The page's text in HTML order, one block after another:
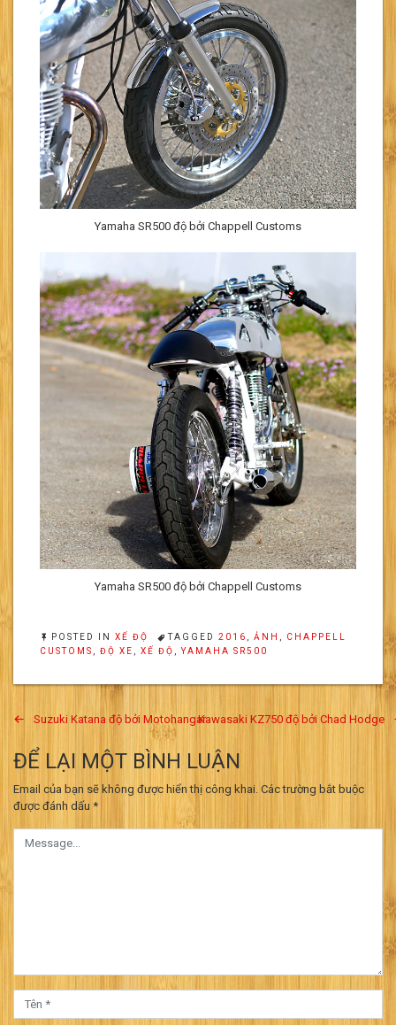
Yamaha SR500 độ bởi Chappell Customs
Yamaha SR500 độ bởi Chappell Customs
POSTED IN XẾ ĐỘ TAGGED 2016 ẢNH
CHAPPELL
CUSTOMS
ĐỘ XE XẾ ĐỘ ,YAMAHA SR500
Điều
hướng
bài
viết
Suzuki Katana độ bởi MotohangarKawasaki KZ750 độ bởi Chad Hodge
ĐỂ LẠI MỘT BÌNH LUẬN
Email của bạn sẽ không được hiển thị công khai. Các trường bắt buộc
được đánh dấu *